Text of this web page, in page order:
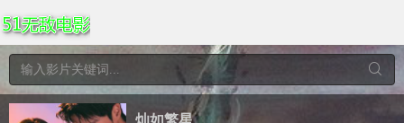
灿如繁星